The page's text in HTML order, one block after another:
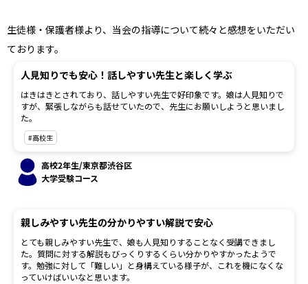
生徒様・保護者様より、当会の指導について続々と感想をいただい
ております。
人見知りでも安心！話しやすい先生と楽しく学ぶ
はきはきとされており、話しやすい先生で好印象です。娘は人見知りで
すが、緊張しながらも話せていたので、先生にお願いしようと思いまし
た。
#高校生
高校2年生/東京都渋谷区
大学受験コース
親しみやすい先生の分かりやすい解説で安心
とても親しみやすい先生で、娘も人見知りすることなく受講できまし
た。質問に対する解説もびっくりするくらい分かりやすかったようで
す。勉強に対して「難しい」と身構えている様子が、これを機になくな
っていけばいいなと思います。